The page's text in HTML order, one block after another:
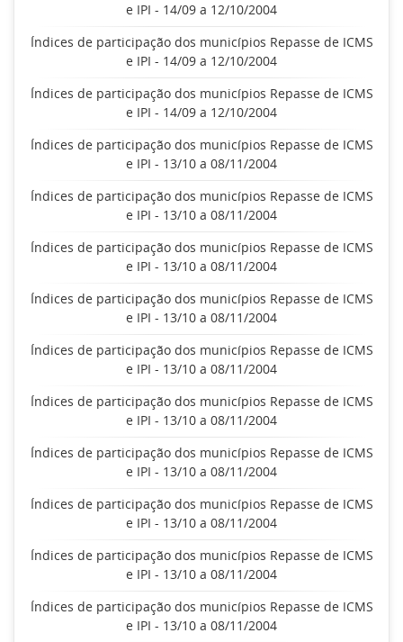
e IPI - 14/09 a 12/10/2004
Índices de participação dos municípios Repasse de ICMS
e IPI - 14/09 a 12/10/2004
Índices de participação dos municípios Repasse de ICMS
e IPI - 14/09 a 12/10/2004
Índices de participação dos municípios Repasse de ICMS
e IPI - 13/10 a 08/11/2004
Índices de participação dos municípios Repasse de ICMS
e IPI - 13/10 a 08/11/2004
Índices de participação dos municípios Repasse de ICMS
e IPI - 13/10 a 08/11/2004
Índices de participação dos municípios Repasse de ICMS
e IPI - 13/10 a 08/11/2004
Índices de participação dos municípios Repasse de ICMS
e IPI - 13/10 a 08/11/2004
Índices de participação dos municípios Repasse de ICMS
e IPI - 13/10 a 08/11/2004
Índices de participação dos municípios Repasse de ICMS
e IPI - 13/10 a 08/11/2004
Índices de participação dos municípios Repasse de ICMS
e IPI - 13/10 a 08/11/2004
Índices de participação dos municípios Repasse de ICMS
e IPI - 13/10 a 08/11/2004
Índices de participação dos municípios Repasse de ICMS
e IPI - 13/10 a 08/11/2004